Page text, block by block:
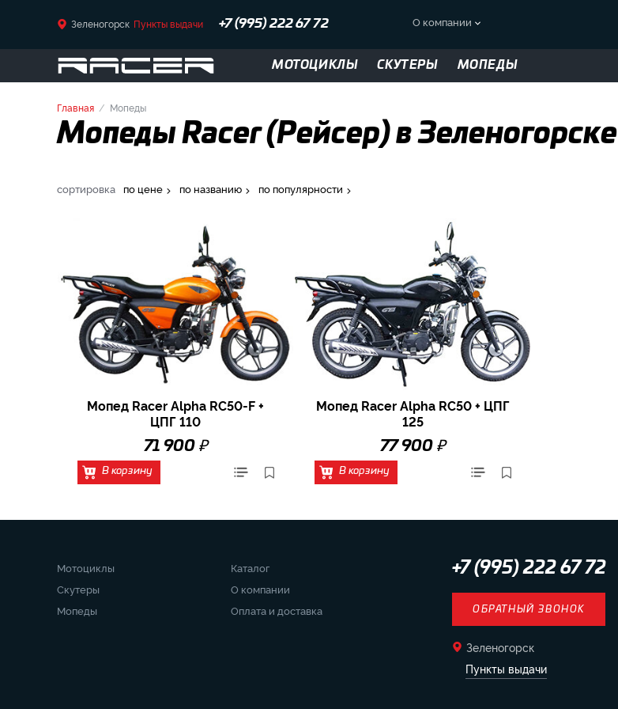
Зеленогорск Пункты выдачи +7 (995) 222 67 72 О компании
МОТОЦИКЛЫ СКУТЕРЫ МОПЕДЫ
Главная Мопеды
Мопеды Racer (Рейсер) в Зеленогорске
сортировка по цене по названию по популярности
Мопед Racer Alpha RC50-F +
ЦПГ 110
71 900 ₽
В корзину
Мопед Racer Alpha RC50 + ЦПГ
125
77 900 ₽
В корзину
Мотоциклы
Скутеры
Мопеды
Каталог
О компании
Оплата и доставка
+7 (995) 222 67 72
ОБРАТНЫЙ ЗВОНОК
Зеленогорск
Пункты выдачи